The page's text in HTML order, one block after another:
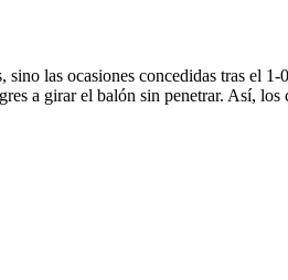
las ocasiones concedidas tras el
a girar el balón sin penetrar. Así, los